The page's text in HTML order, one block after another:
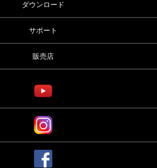
ダウンロード
サポート
販売店